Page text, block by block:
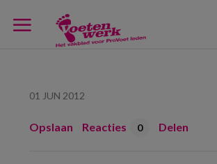
01 JUN 2012
Opslaan Reacties 0 Delen